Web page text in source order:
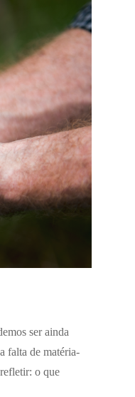
ser ainda
falta de matéria-
o que